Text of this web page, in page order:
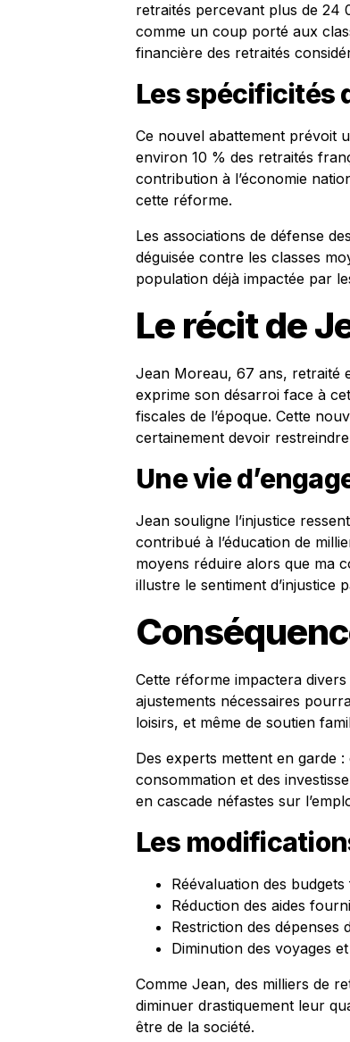
retraités percevant plus de 24
comme un coup porté aux
financière des retraités
Les spécificités
Ce nouvel abattement prévoit
environ 10 % des retraités
contribution à l’économie
cette réforme.
Les associations de défense
déguisée contre les classes
population déjà impactée par
Le récit de
Jean Moreau, 67 ans, retraité
exprime son désarroi face à
fiscales de l’époque. Cette
certainement devoir
Une vie
Jean souligne l’injustice
contribué à l’éducation de
moyens réduire alors que ma
illustre le sentiment d’injustice
Cette réforme impactera
ajustements nécessaires
loisirs, et même de soutien
Des experts mettent en garde
consommation et des
en cascade néfastes sur
Les
Réévaluation des budgets
Réduction des aides
Restriction des dépenses
Diminution des voyages
Comme Jean, des milliers de
diminuer drastiquement leur
être de la société.